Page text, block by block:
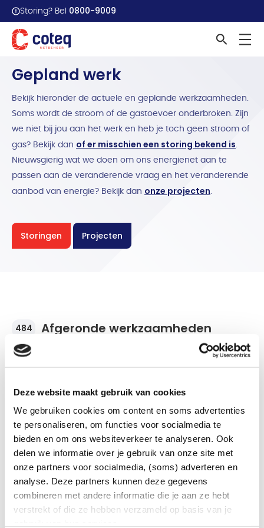
Deze website maakt gebruik van cookies
We gebruiken cookies om content en soms advertenties
te personaliseren, om functies voor socialmedia te
bieden en om ons websiteverkeer te analyseren. Ook
delen we informatie over je gebruik van onze site met
onze partners voor socialmedia, (soms) adverteren en
analyse. Deze partners kunnen deze gegevens
combineren met andere informatie die je aan ze hebt
verstrekt of die ze hebben verzameld op basis van je
Storing? Bel 0800-9009
Home Werkzaamheden overzicht
Gepland werk
Bekijk hieronder de actuele en geplande werkzaamheden.
Soms wordt de stroom of de gastoevoer onderbroken. Zijn
we niet bij jou aan het werk en heb je toch geen stroom of
gas? Bekijk dan of er misschien een storing bekend is.
Nieuwsgierig wat we doen om ons energienet aan te
passen aan de veranderende vraag en het veranderende
aanbod van energie? Bekijk dan onze projecten.
Storingen Projecten
484 Afgeronde werkzaamheden
Stroomonderbreking
De werkzaamheden zijn afgerond.
Postcode Plaats en wijk/buurt
28-07-2026 | 08:30 28-07-2026 | 15:00
Aantal klanten Soort werkzaamheden
Stroomonderbreking
De werkzaamheden zijn afgerond.
Postcodes
7572AB 7572ZV
Plaats en wijk/buurt
Oldenzaal
Van
24-07-2026 | 09:00 24-07-2026 | 15:00
Aantal klanten Soort werkzaamheden
Stroomonderbreking
De werkzaamheden zijn afgerond.